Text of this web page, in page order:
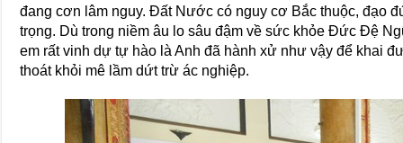
đang cơn lâm nguy. Đất Nước có nguy cơ Bắc thuộc, đạo
trọng. Dù trong niềm âu lo sâu đậm về sức khỏe Đức Đệ
em rất vinh dự tự hào là Anh đã hành xử như vậy để khai
thoát khỏi mê lầm dứt trừ ác nghiệp.